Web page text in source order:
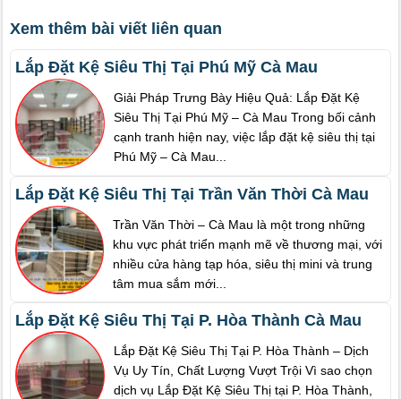
Xem thêm bài viết liên quan
Lắp Đặt Kệ Siêu Thị Tại Phú Mỹ Cà Mau
Giải Pháp Trưng Bày Hiệu Quả: Lắp Đặt Kệ
Siêu Thị Tại Phú Mỹ – Cà Mau Trong bối cảnh
cạnh tranh hiện nay, việc lắp đặt kệ siêu thị tại
Phú Mỹ – Cà Mau...
Lắp Đặt Kệ Siêu Thị Tại Trần Văn Thời Cà Mau
Trần Văn Thời – Cà Mau là một trong những
khu vực phát triển mạnh mẽ về thương mại, với
nhiều cửa hàng tạp hóa, siêu thị mini và trung
tâm mua sắm mới...
Lắp Đặt Kệ Siêu Thị Tại P. Hòa Thành Cà Mau
Lắp Đặt Kệ Siêu Thị Tại P. Hòa Thành – Dịch
Vụ Uy Tín, Chất Lượng Vượt Trội Vì sao chọn
dịch vụ Lắp Đặt Kệ Siêu Thị tại P. Hòa Thành,